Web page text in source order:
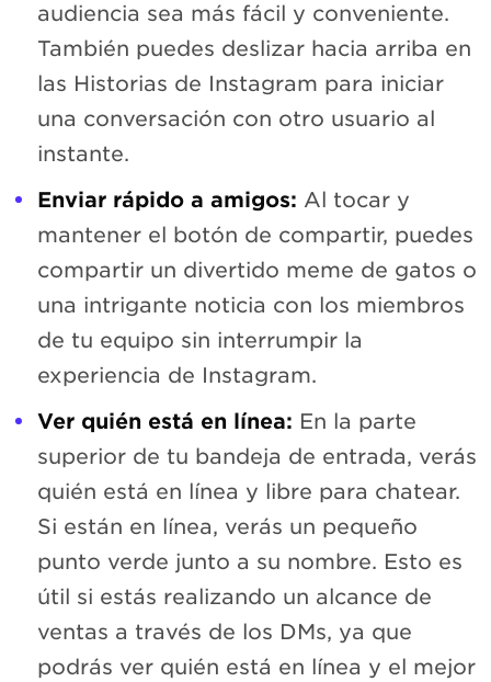
audiencia sea más fácil y conveniente.
También puedes deslizar hacia arriba en
las Historias de Instagram para iniciar
una conversación con otro usuario al
instante.
Enviar rápido a amigos: Al tocar y
mantener el botón de compartir, puedes
compartir un divertido meme de gatos o
una intrigante noticia con los miembros
de tu equipo sin interrumpir la
experiencia de Instagram.
Ver quién está en línea: En la parte
superior de tu bandeja de entrada, verás
quién está en línea y libre para chatear.
Si están en línea, verás un pequeño
punto verde junto a su nombre. Esto es
útil si estás realizando un alcance de
ventas a través de los DMs, ya que
podrás ver quién está en línea y el mejor